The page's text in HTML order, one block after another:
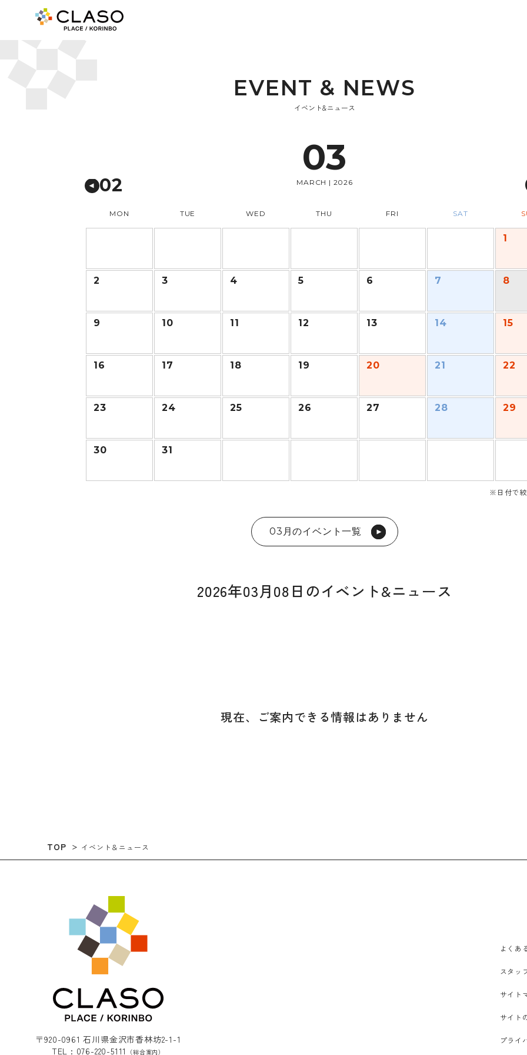
EVENT & NEWS
イベント&ニュース
03
MARCH | 2026
02
MON TUE WED THU FRI SAT
1
2 3 4 5 6 7 8
9 10 11 12 13 14 15
16 17 18 19 20 21 22
23 24 25 26 27 28 29
30 31
※日付で
03月のイベント一覧
2026年03月08日のイベント&ニュース
現在、ご案内できる情報はありません
TOP イベント＆ニュース
〒920-0961 石川県金沢市香林坊2-1-1
TEL : 076-220-5111
（総合案内）
よくあ
スタッ
サイト
サイト
プライ